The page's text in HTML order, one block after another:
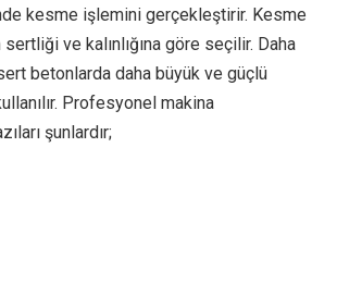
kesme işlemini gerçekleştirir. Kesme
ve kalınlığına göre seçilir. Daha
betonlarda daha büyük ve güçlü
Profesyonel makina
şunlardır;